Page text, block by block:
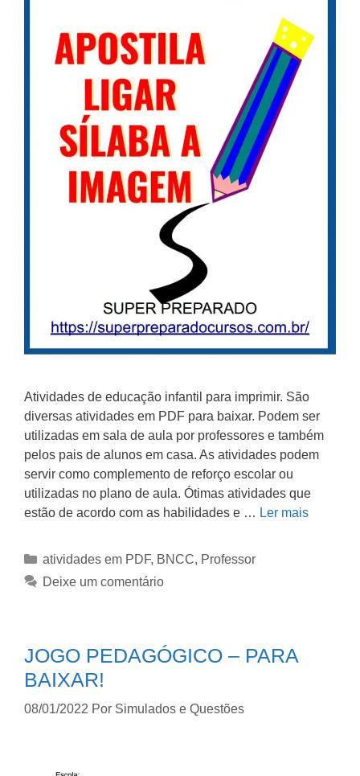
Atividades de educação infantil para imprimir. São
diversas atividades em PDF para baixar. Podem ser
utilizadas em sala de aula por professores e também
pelos pais de alunos em casa. As atividades podem
servir como complemento de reforço escolar ou
utilizadas no plano de aula. Ótimas atividades que
estão de acordo com as habilidades e … Ler mais
atividades em PDF, BNCC, Professor
Deixe um comentário
JOGO PEDAGÓGICO – PARA
BAIXAR!
08/01/2022 Por Simulados e Questões